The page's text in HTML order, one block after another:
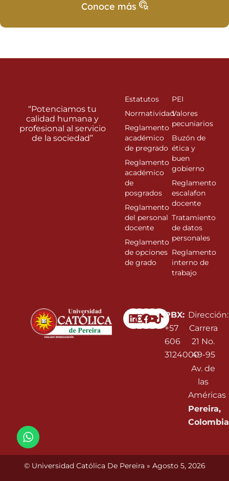
Conoce más
Linkedin
Instagram
Facebook
Youtube
PBX:
+57
606
3124000
Dirección:
Carrera
21 No.
49-95
Av. de
las
Américas
Pereira,
Colombia
“Potenciamos tu
calidad humana y
profesional al servicio
de la sociedad”
Estatutos
Normatividad
Reglamento
académico
de pregrado
Reglamento
académico
de
posgrados
Reglamento
del personal
docente
Reglamento
de opciones
de grado
PEI
Valores
pecuniarios
Buzón de
ética y
buen
gobierno
Reglamento
escalafon
docente
Tratamiento
de datos
personales
Reglamento
interno de
trabajo
© Universidad Católica De Pereira » Agosto 5, 2026